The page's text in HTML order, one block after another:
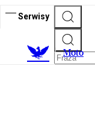
Serwisy
Moto